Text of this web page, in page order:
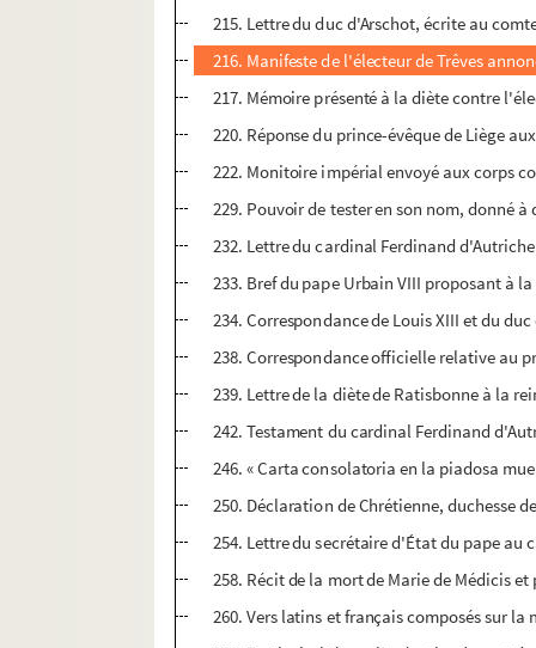
215. Lettre du duc d'Arschot, écrite au
216. Manifeste de l'électeur de Trêves
217. Mémoire présenté à la diète contre
220. Réponse du prince-évêque de Liège
222. Monitoire impérial envoyé aux corps
229. Pouvoir de tester en son nom, donné
232. Lettre du cardinal Ferdinand
233. Bref du pape Urbain VIII proposant à
234. Correspondance de Louis XIII et du
238. Correspondance officielle relative au
239. Lettre de la diète de Ratisbonne à la
242. Testament du cardinal Ferdinand
246. « Carta consolatoria en la piadosa
250. Déclaration de Chrétienne, duchesse
254. Lettre du secrétaire d'État du pape au
258. Récit de la mort de Marie de Médicis
260. Vers latins et français composés sur la